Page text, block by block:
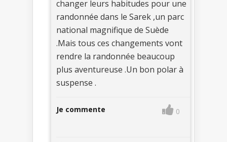
changer leurs habitudes pour une
randonnée dans le Sarek ,un parc
national magnifique de Suède
.Mais tous ces changements vont
rendre la randonnée beaucoup
plus aventureuse .Un bon polar à
suspense .
Je commente 0